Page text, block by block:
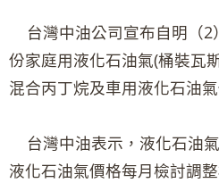
台灣中油公司宣布自明（2
份家庭用液化石油氣(桶裝瓦
混合丙丁烷及車用液化石油
台灣中油表示，液化石油
液化石油氣價格每月檢討調